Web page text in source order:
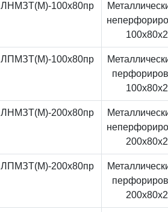
ЛНМЗТ(М)-100x80пр
ЛПМЗТ(М)-100x80пр
ЛНМЗТ(М)-200x80пр
ЛПМЗТ(М)-200x80пр